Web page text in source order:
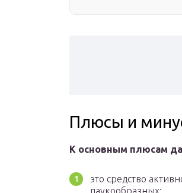
Плюсы и
К основным плюсам
это средство
паукообразных;